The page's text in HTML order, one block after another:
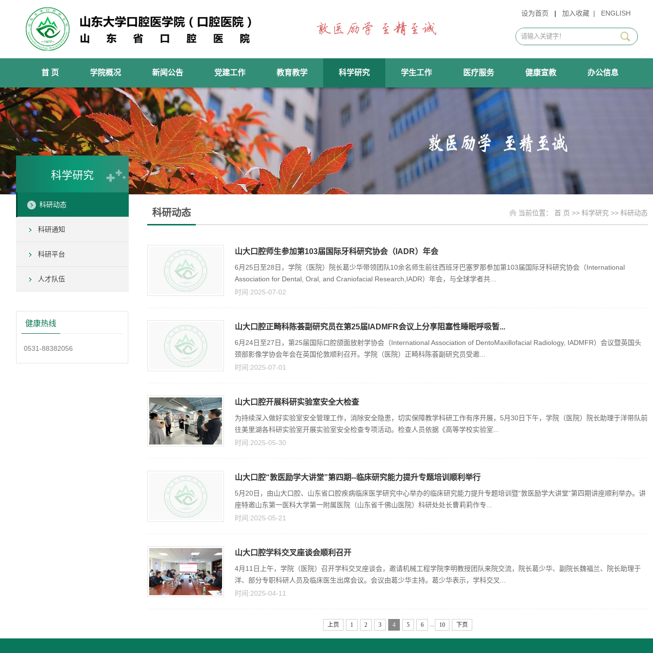
设为首页 | 加入收藏 | ENGLISH
首 页 学院概况 新闻公告 党建工作 教育教学 科学研究 学生工作 医疗服务 健康宣教 办公信息
科学研究
科研动态
科研通知
科研平台
人才队伍
健康热线
0531-88382056
科研动态 当前位置： 首 页 >> 科学研究 >> 科研动态
山大口腔师生参加第103届国际牙科研究协会（IADR）年会
6月25日至28日，学院（医院）院长葛少华带领团队10余名师生前往西班牙巴塞罗那参加第103届国际牙科研究协会（International
Association for Dental, Oral, and Craniofacial Research,IADR）年会，与全球学者共...
时间:2025-07-02
山大口腔正畸科陈荟副研究员在第25届IADMFR会议上分享阻塞性睡眠呼吸暂...
6月24日至27日，第25届国际口腔颌面放射学协会（International Association of DentoMaxillofacial Radiology, IADMFR）会议暨英国头
颈部影像学协会年会在英国伦敦顺利召开。学院（医院）正畸科陈荟副研究员受邀...
时间:2025-07-01
山大口腔开展科研实验室安全大检查
为持续深入做好实验室安全管理工作，消除安全隐患，切实保障教学科研工作有序开展，5月30日下午，学院（医院）院长助理于洋带队前
往美里湖各科研实验室开展实验室安全检查专项活动。检查人员依据《高等学校实验室...
时间:2025-05-30
山大口腔“敦医励学大讲堂”第四期--临床研究能力提升专题培训顺利举行
5月20日，由山大口腔、山东省口腔疾病临床医学研究中心举办的临床研究能力提升专题培训暨“敦医励学大讲堂”第四期讲座顺利举办。讲
座特邀山东第一医科大学第一附属医院（山东省千佛山医院）科研处处长曹莉莉作专...
时间:2025-05-21
山大口腔学科交叉座谈会顺利召开
4月11日上午，学院（医院）召开学科交叉座谈会，邀请机械工程学院李明教授团队来院交流，院长葛少华、副院长魏福兰、院长助理于
洋、部分专职科研人员及临床医生出席会议。会议由葛少华主持。葛少华表示，学科交叉...
时间:2025-04-11
上页 1 2 3 4 5 6 10 下页